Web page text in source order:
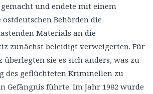
und endete mit einem
Behörden die
Materials an die
zunächst beleidigt verweigerten. Für
sie es sich anders, was zu
des geflüchteten Kriminellen zu
Gefängnis führte. Im Jahr 1982 wurde